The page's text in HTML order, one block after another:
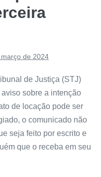
de 2024
de Justiça (STJ)
sobre a intenção
de locação pode ser
o comunicado não
seja feito por escrito e
que o receba em seu